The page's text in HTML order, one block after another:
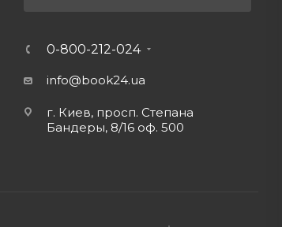
0-800-212-024
info@book24.ua
г. Киев, просп. Степана
Бандеры, 8/16 оф. 500